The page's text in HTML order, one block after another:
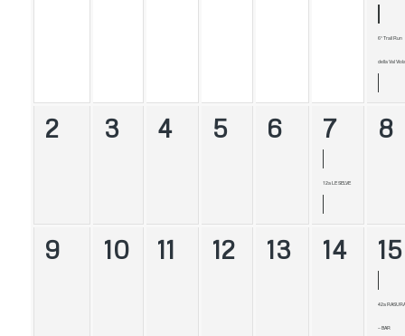
6° Trail Run
della Val Viola
2 3 4 5 6 7
12a LE SELVE
8
9 10 11 12 13 14 15
42a RASURA
– BAR